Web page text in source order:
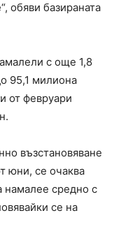
обяви базираната
с още 1,8
95,1 милиона
от февруари
възстановяване
юни, се очаква
намалее средно с
се на